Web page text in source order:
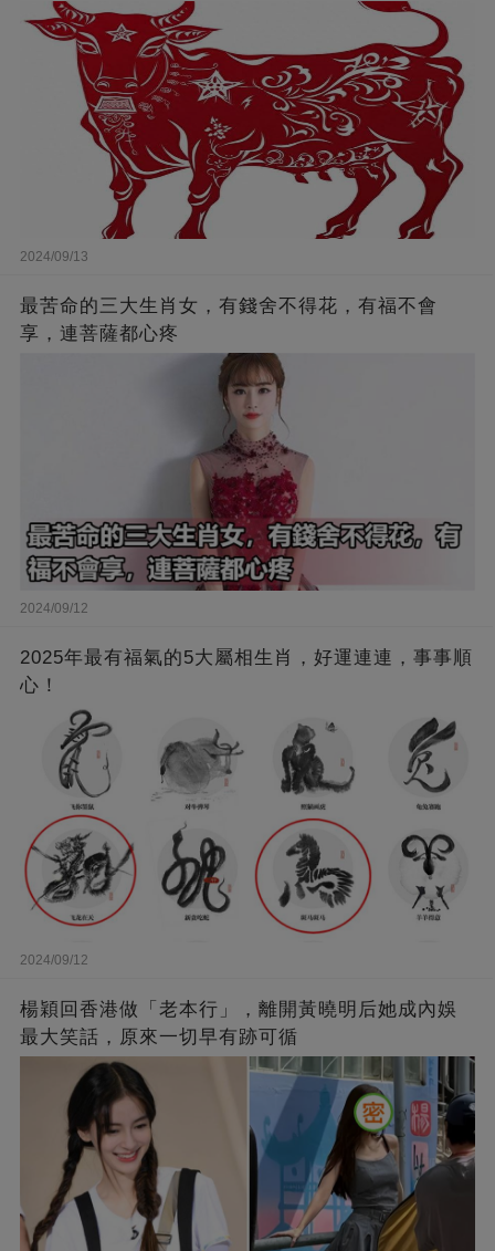
2024/09/13
最苦命的三大生肖女，有錢舍不得花，有福不會
享，連菩薩都心疼
2024/09/12
2025年最有福氣的5大屬相生肖，好運連連，事事順
心！
2024/09/12
楊穎回香港做「老本行」，離開黃曉明后她成內娛
最大笑話，原來一切早有跡可循